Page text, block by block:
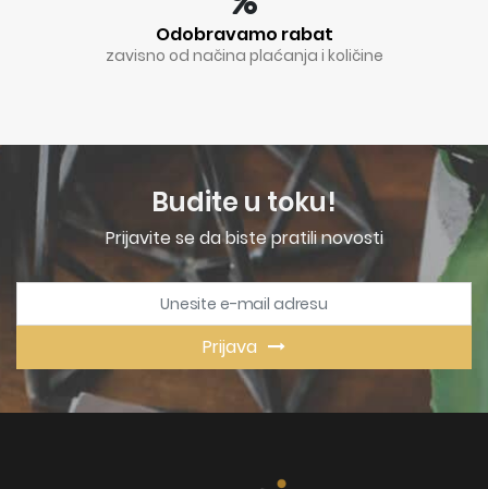
Odobravamo rabat
zavisno od načina plaćanja i količine
Budite u toku!
Prijavite se da biste pratili novosti
Prijava